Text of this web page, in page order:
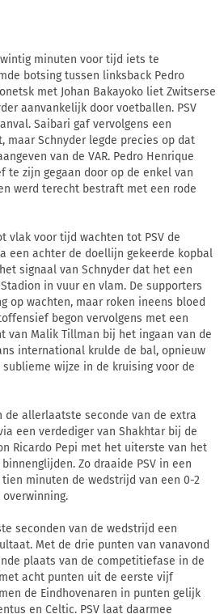
minuten voor tijd iets te
botsing tussen linksback Pedro
met Johan Bakayoko liet Zwitserse
aanvankelijk door voetballen. PSV
Saibari gaf vervolgens een
maar Schnyder legde precies op dat
van de VAR. Pedro Henrique
te zijn gegaan door op de enkel van
werd terecht bestraft met een rode
vlak voor tijd wachten tot PSV de
een achter de doellijn gekeerde kopbal
signaal van Schnyder dat het een
in vuur en vlam. De supporters
op wachten, maar roken ineens bloed
begon vervolgens met een
van Malik Tillman bij het ingaan van de
international krulde de bal, opnieuw
wijze in de kruising voor de
allerlaatste seconde van de extra
een verdediger van Shakhtar bij de
Ricardo Pepi met het uiterste van het
Zo draaide PSV in een
minuten de wedstrijd van een 0-2
seconden van de wedstrijd een
Met de drie punten van vanavond
plaats van de competitiefase in de
met acht punten uit de eerste vijf
de Eindhovenaren in punten gelijk
en Celtic. PSV laat daarmee